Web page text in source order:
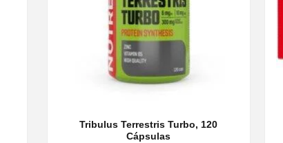
Tribulus Terrestris Turbo, 120
Cápsulas